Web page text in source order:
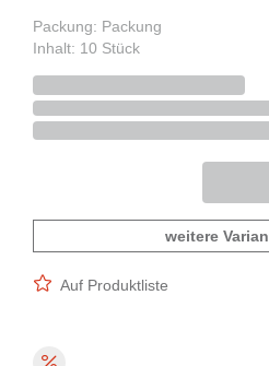
Packung: Packung
Inhalt: 10 Stück
weitere
Auf Produktliste